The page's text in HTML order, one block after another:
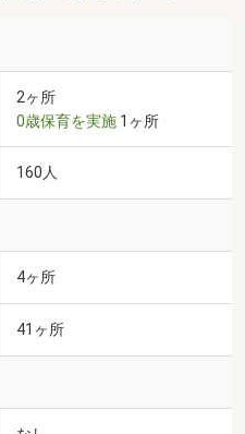
2ヶ所
0歳保育を実施 1ヶ所
160人
4ヶ所
41ヶ所